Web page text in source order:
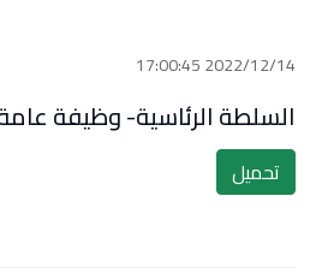
2022/12/14 17:00:45
السلطة الرئاسية- وظيفة عامة
تحميل